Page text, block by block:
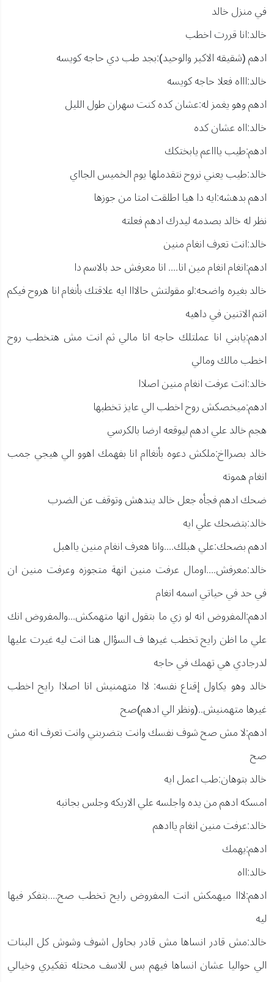
في منزل خالد
خالد:انا قررت اخطب
ادهم (شقيقه الاكبر والوحيد):بجد طب دي حاجه كويسه
خالد:اااه فعلا حاجه كويسه
ادهم وهو يغمز له:عشان كده كنت سهران طول الليل
خالد:ااه عشان كده
ادهم:طيب ياااعم يابختكك
خالد:طيب يعني نروح نتقدملها يوم الخميس الجااي
ادهم بدهشه:ايه دا هيا اطلقت امتا من جوزها
نظر له خالد بصدمه ليدرك ادهم فعلته
خالد:انت تعرف انغام منين
ادهم:انغام انغام مين انا.... انا معرفش حد بالاسم دا
خالد بغيره واضحه:لو مقولتش حالااا ايه علاقتك بأنغام انا هروح فيكم
انتم الاتنين في داهيه
ادهم:يابني انا عملتلك حاجه انا مالي ثم انت مش هتخطب روح
اخطب مالك ومالي
خالد:انت عرفت انغام منين اصلاا
ادهم:ميخصكش روح اخطب الي عايز تخطبها
هجم خالد علي ادهم ليوقعه ارضا بالكرسي
خالد بصرااخ:ملكش دعوه بأنغاام انا بفهمك اهوو الي هيجي جمب
انغام هموته
ضحك ادهم فجأه جعل خالد يندهش وتوقف عن الضرب
خالد:بتضحك علي ايه
ادهم بضحك:علي هبلك....وانا هعرف انغام منين يااهبل
خالد:معرفش....اومال عرفت منين انهة متجوزه وعرفت منين ان
في حد في حياتي اسمه انغام
ادهم:المفروض انه لو زي ما بتقول انها متهمكش...والمفروض انك
علي ما اظن رايح تخطب غيرها ف السؤال هنا انت ليه غيرت عليها
لدرجادي هي تهمك في حاجه
خالد وهو يكاول إقناع نفسه: لاا متهمنيش انا اصلاا رايح اخطب
غيرها متهمنيش..(ونظر الي ادهم)صح
ادهم:لا مش صح شوف نفسك وانت بتضربني وانت تعرف انه مش
صح
خالد بتوهان:طب اعمل ايه
امسكه ادهم من يده واجلسه علي الاريكه وجلس بجانبه
خالد:عرفت منين انغام ياادهم
ادهم:يهمك
خالد:ااه
ادهم:لااا ميهمكش انت المفروض رايح تخطب صح....بتفكر فيها
ليه
خالد:مش قادر انساها مش قادر بحاول اشوف وشوش كل البنات
الي حواليا عشان انساها فيهم بس للاسف محتله تفكيري وخيالي